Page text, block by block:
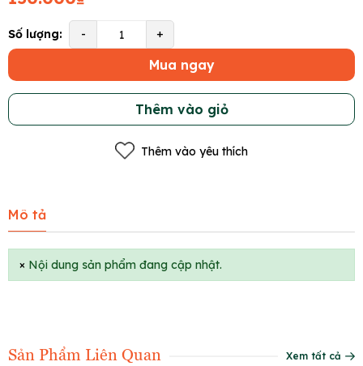
Số lượng: - +
Mua ngay
Thêm vào giỏ
Thêm vào yêu thích
Mô tả
× Nội dung sản phẩm đang cập nhật.
Sản Phẩm Liên Quan Xem tất cả